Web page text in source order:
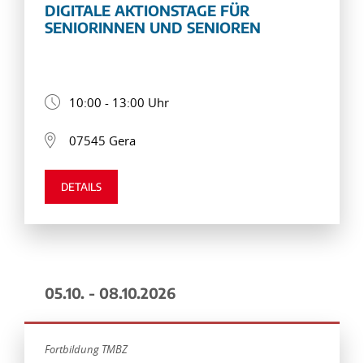
DIGITALE AKTIONSTAGE FÜR
SENIORINNEN UND SENIOREN
10:00 - 13:00 Uhr
07545 Gera
DETAILS
05.10. - 08.10.2026
Fortbildung TMBZ